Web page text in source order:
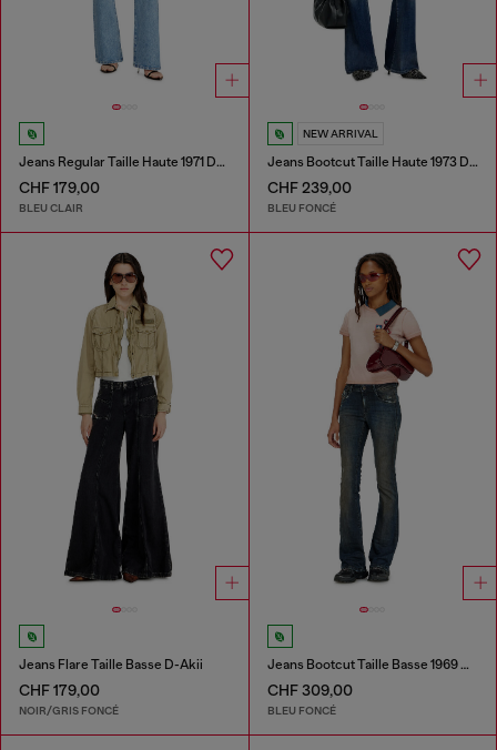
Jeans Regular Taille Haute 1971 D-Sent
CHF 179,00
BLEU CLAIR
NEW ARRIVAL
Jeans Bootcut Taille Haute 1973 D-Partt
CHF 239,00
BLEU FONCÉ
Jeans Flare Taille Basse D-Akii
CHF 179,00
NOIR/GRIS FONCÉ
Jeans Bootcut Taille Basse 1969 D-Ebbey
CHF 309,00
BLEU FONCÉ